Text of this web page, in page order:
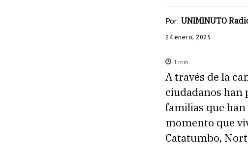
Por: UNIMINUTO
24 enero, 2025
1 min.
A través de la
ciudadanos han
familias que
momento que
Catatumbo,